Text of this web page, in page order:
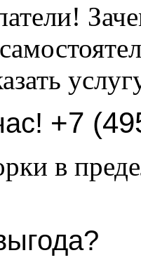
+7
в